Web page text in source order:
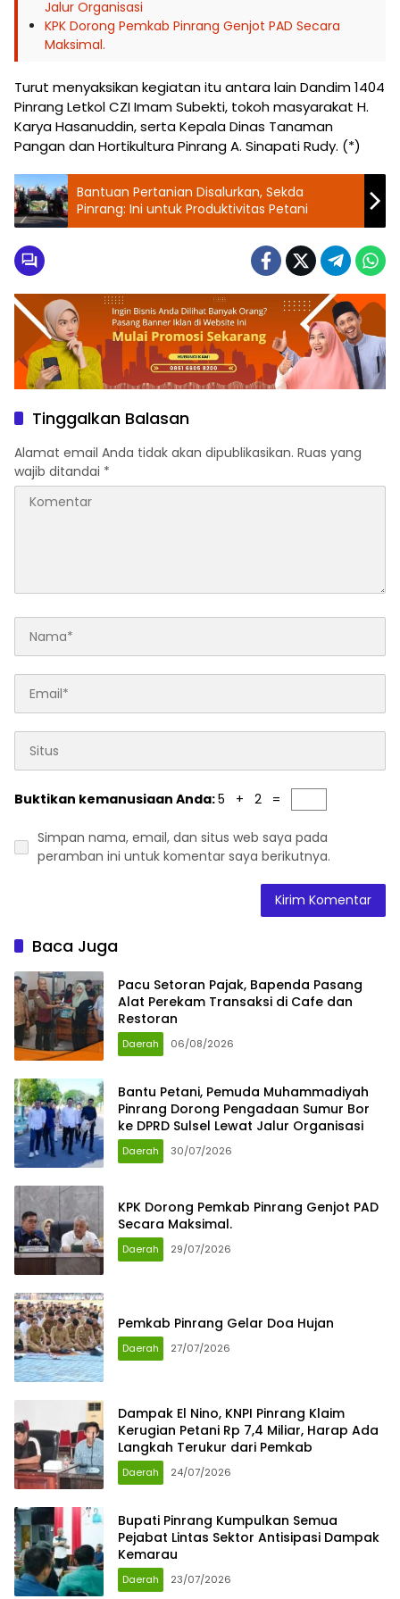
Jalur Organisasi
KPK Dorong Pemkab Pinrang Genjot PAD Secara
Maksimal.
Turut menyaksikan kegiatan itu antara lain Dandim 1404
Pinrang Letkol CZI Imam Subekti, tokoh masyarakat H.
Karya Hasanuddin, serta Kepala Dinas Tanaman
Pangan dan Hortikultura Pinrang A. Sinapati Rudy. (*)
Bantuan Pertanian Disalurkan, Sekda
Pinrang: Ini untuk Produktivitas Petani
Tinggalkan Balasan
Alamat email Anda tidak akan dipublikasikan. Ruas yang
wajib ditandai *
Buktikan kemanusiaan Anda:5 + 2 =
Simpan nama, email, dan situs web saya pada
peramban ini untuk komentar saya berikutnya.
Baca Juga
Pacu Setoran Pajak, Bapenda Pasang
Alat Perekam Transaksi di Cafe dan
Restoran
Daerah 06/08/2026
Bantu Petani, Pemuda Muhammadiyah
Pinrang Dorong Pengadaan Sumur Bor
ke DPRD Sulsel Lewat Jalur Organisasi
Daerah 30/07/2026
KPK Dorong Pemkab Pinrang Genjot PAD
Secara Maksimal.
Daerah 29/07/2026
Pemkab Pinrang Gelar Doa Hujan
Daerah 27/07/2026
Dampak El Nino, KNPI Pinrang Klaim
Kerugian Petani Rp 7,4 Miliar, Harap Ada
Langkah Terukur dari Pemkab
Daerah 24/07/2026
Bupati Pinrang Kumpulkan Semua
Pejabat Lintas Sektor Antisipasi Dampak
Kemarau
Daerah 23/07/2026